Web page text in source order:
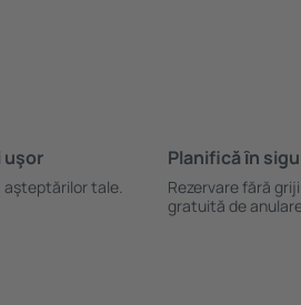
uşor
tale.
Planifică ȋn
Rezervare fără
gratuită de